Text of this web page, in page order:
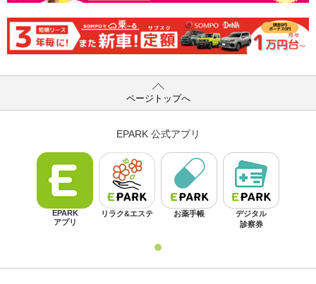
ページトップへ